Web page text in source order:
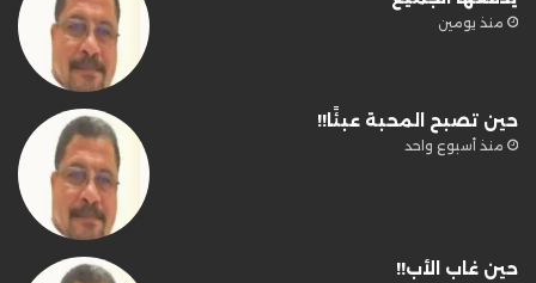
منذ يومين
حين تصبح المحبة عبئًا!!
منذ أسبوع واحد
حين غاب الأب!!